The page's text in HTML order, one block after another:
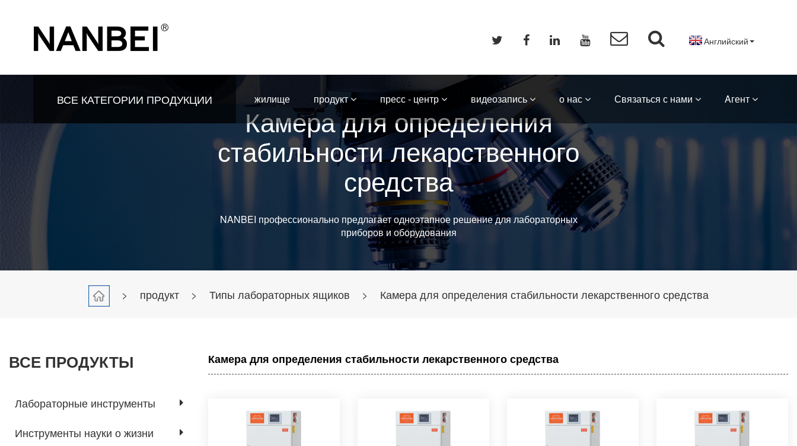
Английский
ВСЕ КАТЕГОРИИ ПРОДУКЦИИ жилище продукт пресс - центр видеозапись о нас Связаться с нами Aгент
Камера для определения
стабильности лекарственного
средства
NANBEI профессионально предлагает одноэтапное решение для лабораторных
приборов и оборудования
> продукт > Типы лабораторных ящиков > Камера для определения стабильности лекарственного средства
ВСЕ ПРОДУКТЫ
Лабораторные инструменты
Инструменты науки о жизни
Камера для определения стабильности лекарственного средства